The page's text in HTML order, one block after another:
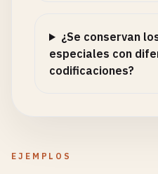
¿Se conservan
especiales con
codificaciones?
EJEMPLOS